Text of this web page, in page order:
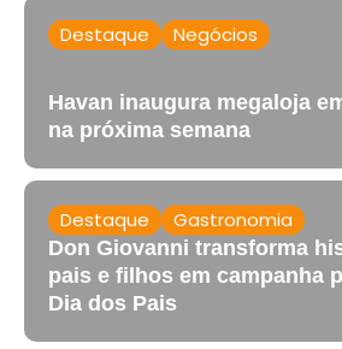
Destaque Negócios
Havan inaugura megaloja
na próxima semana
Destaque Gastronomia
Don Giovanni transforma
pais e filhos em campanha
Dia dos Pais